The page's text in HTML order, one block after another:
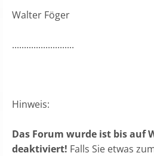
Walter Föger
..........................
Hinweis:
Das Forum wurde ist bis auf
deaktiviert! Falls Sie etwas